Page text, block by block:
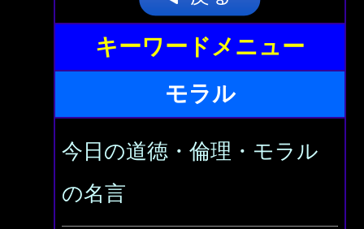
キーワードメニュー
モラル
今日の道徳・倫理・モラル
の名言